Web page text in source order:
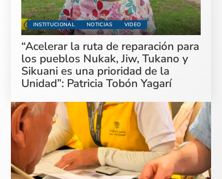
INSTITUCIONAL NOTICIAS VIDEO
“Acelerar la ruta de reparación para
los pueblos Nukak, Jiw, Tukano y
Sikuani es una prioridad de la
Unidad”: Patricia Tobón Yagarí